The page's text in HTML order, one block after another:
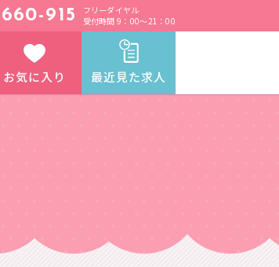
お気に入り 最近見た求人
660-915
フリーダイヤル
受付時間 9：00～21：00